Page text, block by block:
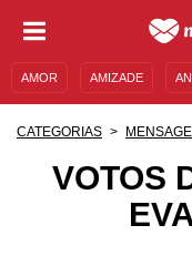
AMOR AMIZADE
MENSAGENS E FRASES
CATEGORIAS
VOTOS